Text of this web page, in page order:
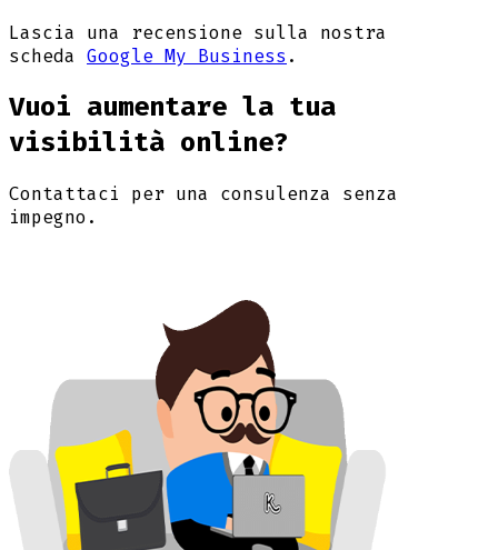
Lascia una recensione sulla nostra
scheda Google My Business .
Vuoi aumentare la tua
visibilità online?
Contattaci per una consulenza senza
impegno.